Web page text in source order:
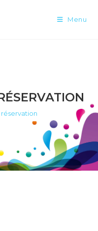
Menu